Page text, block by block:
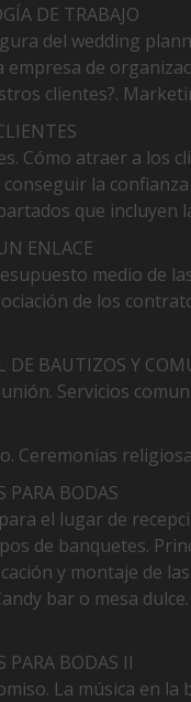
DE TRABAJO
del wedding
de
clientes?.
Cómo atraer a los
la
que incluyen
ENLACE
medio de
de los
DE BAUTIZOS Y
Servicios
Ceremonias
PARA BODAS
el lugar de
de banquetes.
y montaje de
bar o mesa
PARA BODAS II
La música en